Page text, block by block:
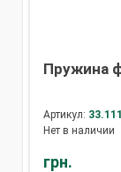
Пружина
Артикул:
Нет в наличии
грн.